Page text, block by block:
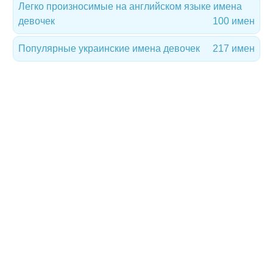
Легко произносимые на английском языке имена
девочек
100 имен
Популярные украинские имена девочек 217 имен